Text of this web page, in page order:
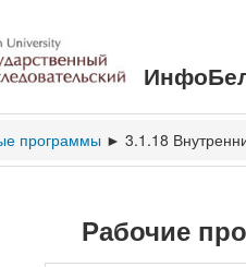
программы ► 3.1.18
Рабочие